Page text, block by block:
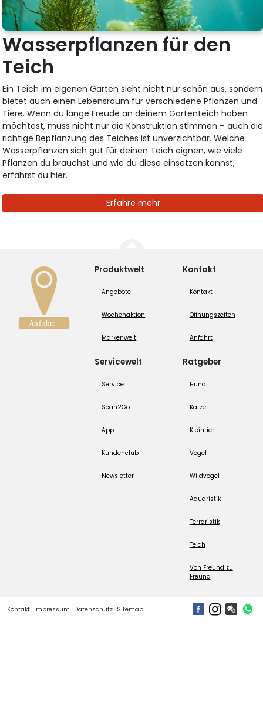
Wasserpflanzen für den
Teich
Ein Teich im eigenen Garten sieht nicht nur schön aus, sondern
bietet auch einen Lebensraum für verschiedene Pflanzen und
Tiere. Wenn du lange Freude an deinem Gartenteich haben
möchtest, muss nicht nur die Konstruktion stimmen – auch die
richtige Bepflanzung des Teiches ist unverzichtbar. Welche
Wasserpflanzen sich gut für deinen Teich eignen, wie viele
Pflanzen du brauchst und wie du diese einsetzen kannst,
erfährst du hier.
Erfahre mehr
Produktwelt
Angebote
Wochenaktion
Markenwelt
Servicewelt
Service
Scan2Go
App
Kundenclub
Newsletter
Kontakt
Kontakt
Öffnungszeiten
Anfahrt
Ratgeber
Hund
Katze
Kleintier
Vogel
Wildvogel
Aquaristik
Terraristik
Teich
Von Freund zu
Freund
Kontakt Impressum Datenschutz Sitemap